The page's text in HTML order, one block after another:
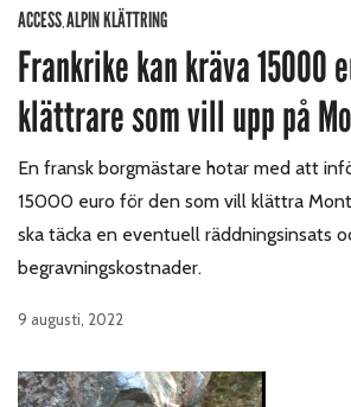
ACCESS,ALPIN KLÄTTRING
Frankrike kan kräva 15000
klättrare som vill upp på
En fransk borgmästare hotar med att
15000 euro för den som vill klättra
ska täcka en eventuell räddningsinsats
begravningskostnader.
9 augusti, 2022